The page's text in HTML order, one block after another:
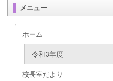
メニュー
ホーム
令和3年度
校長室だより